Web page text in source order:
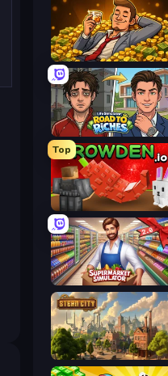
Idle Billionaire Tycoon
Life Simulator: Road to Riches
Top
Grow A Garden | Growden.io
Supermarket Simulator: Store Manager
Steam City